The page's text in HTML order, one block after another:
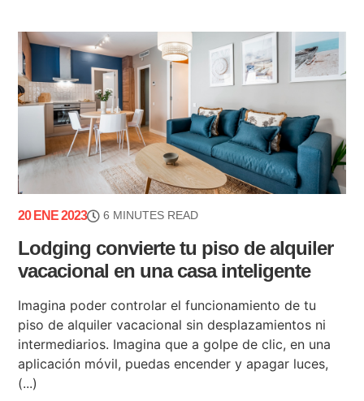
20 ENE 2023 6 MINUTES READ
Lodging convierte tu piso de alquiler
vacacional en una casa inteligente
Imagina poder controlar el funcionamiento de tu
piso de alquiler vacacional sin desplazamientos ni
intermediarios. Imagina que a golpe de clic, en una
aplicación móvil, puedas encender y apagar luces,
(...)